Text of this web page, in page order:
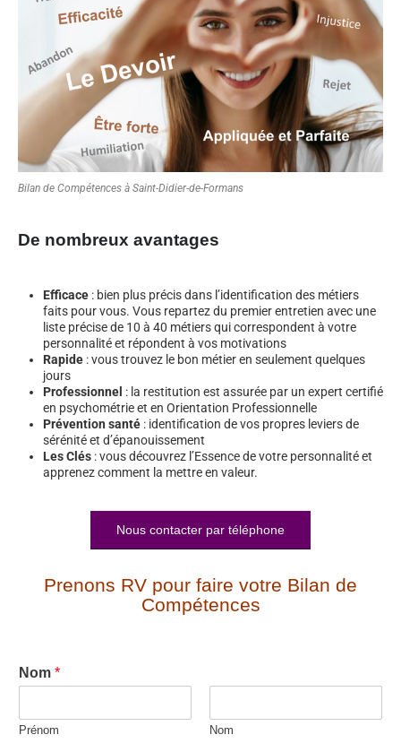
Bilan de Compétences à Saint-Didier-de-Formans
De nombreux avantages
Efficace : bien plus précis dans l’identification des métiers
faits pour vous. Vous repartez du premier entretien avec une
liste précise de 10 à 40 métiers qui correspondent à votre
personnalité et répondent à vos motivations
Rapide : vous trouvez le bon métier en seulement quelques
jours
Professionnel : la restitution est assurée par un expert certifié
en psychométrie et en Orientation Professionnelle
Prévention santé : identification de vos propres leviers de
sérénité et d’épanouissement
Les Clés : vous découvrez l’Essence de votre personnalité et
apprenez comment la mettre en valeur.
Nous contacter par téléphone
Prenons RV pour faire votre Bilan de
Compétences
Nom *
Prénom Nom